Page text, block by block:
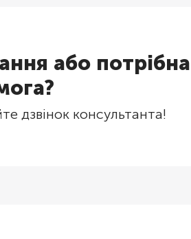
або потрібна
дзвінок консультанта!